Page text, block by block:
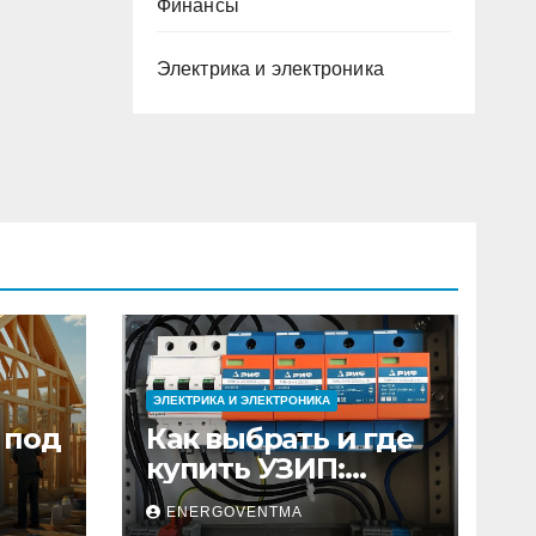
Финансы
Электрика и электроника
под
ЭЛЕКТРИКА И ЭЛЕКТРОНИКА
Как выбрать и где
купить УЗИП:
особенности
устройств защиты
ENERGOVENTMA